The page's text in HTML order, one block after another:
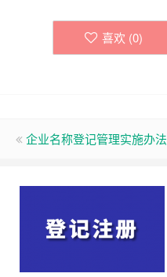
喜欢 (0)
企业名称登记管理实施办法